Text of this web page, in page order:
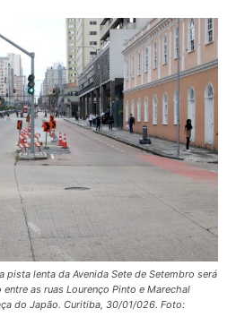
lenta da Avenida Sete de Setembro será
as ruas Lourenço Pinto e Marechal
do Japão. Curitiba, 30/01/026. Foto: